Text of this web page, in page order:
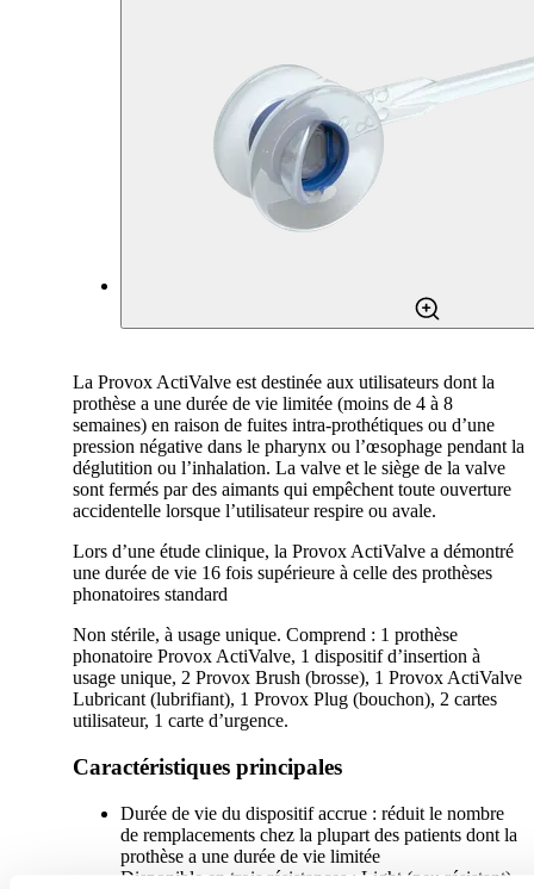
La Provox ActiValve est destinée aux utilisateurs dont la
prothèse a une durée de vie limitée (moins de 4 à 8
semaines) en raison de fuites intra-prothétiques ou d’une
pression négative dans le pharynx ou l’œsophage pendant la
déglutition ou l’inhalation. La valve et le siège de la valve
sont fermés par des aimants qui empêchent toute ouverture
accidentelle lorsque l’utilisateur respire ou avale.
Lors d’une étude clinique, la Provox ActiValve a démontré
une durée de vie 16 fois supérieure à celle des prothèses
phonatoires standard
Non stérile, à usage unique. Comprend : 1 prothèse
phonatoire Provox ActiValve, 1 dispositif d’insertion à
usage unique, 2 Provox Brush (brosse), 1 Provox ActiValve
Lubricant (lubrifiant), 1 Provox Plug (bouchon), 2 cartes
utilisateur, 1 carte d’urgence.
Caractéristiques principales
Durée de vie du dispositif accrue : réduit le nombre
de remplacements chez la plupart des patients dont la
prothèse a une durée de vie limitée
Disponible en trois résistances : Light (peu résistant),